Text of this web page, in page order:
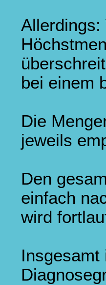
Allerdings:
bei einem
Die
jeweils
Den
einfach
wird